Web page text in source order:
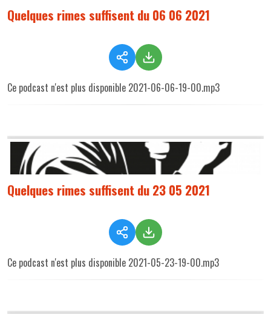
Quelques rimes suffisent du 06 06 2021
Ce podcast n'est plus disponible 2021-06-06-19-00.mp3
Quelques rimes suffisent du 23 05 2021
Ce podcast n'est plus disponible 2021-05-23-19-00.mp3